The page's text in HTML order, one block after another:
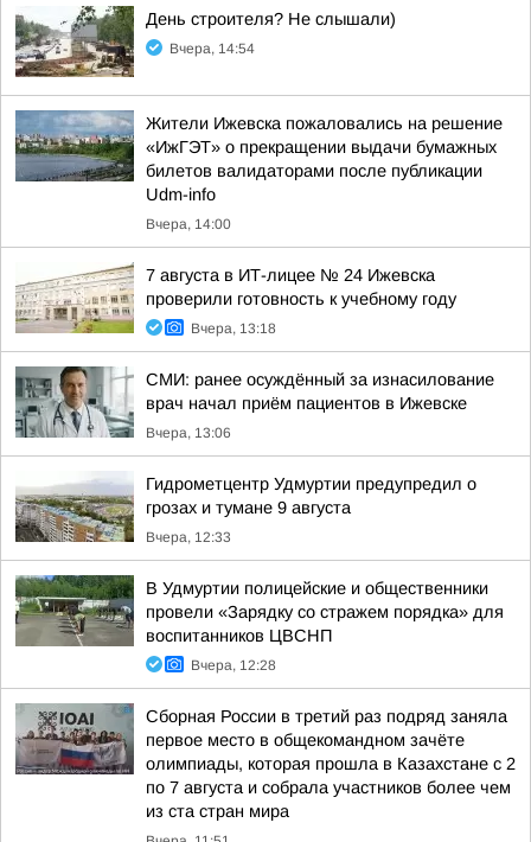
День строителя? Не слышали)
Вчера, 14:54
Жители Ижевска пожаловались на решение
«ИжГЭТ» о прекращении выдачи бумажных
билетов валидаторами после публикации
Udm-info
Вчера, 14:00
7 августа в ИТ-лицее № 24 Ижевска
проверили готовность к учебному году
Вчера, 13:18
СМИ: ранее осуждённый за изнасилование
врач начал приём пациентов в Ижевске
Вчера, 13:06
Гидрометцентр Удмуртии предупредил о
грозах и тумане 9 августа
Вчера, 12:33
В Удмуртии полицейские и общественники
провели «Зарядку со стражем порядка» для
воспитанников ЦВСНП
Вчера, 12:28
Сборная России в третий раз подряд заняла
первое место в общекомандном зачёте
олимпиады, которая прошла в Казахстане с 2
по 7 августа и собрала участников более чем
из ста стран мира